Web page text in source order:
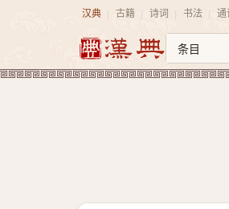
汉典 古籍 诗词 书法 通